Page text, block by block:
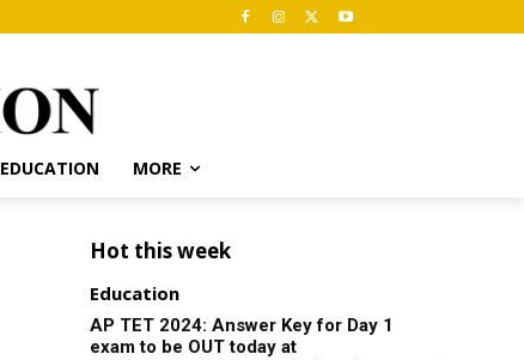
EDUCATION MORE
Hot this week
Education
AP TET 2024: Answer Key for Day 1
exam to be OUT today at